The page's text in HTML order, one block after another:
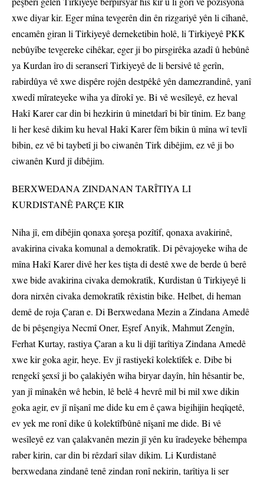
xwe diyar kir. Eger mîna tevgerên din ên rizgariyê yên li cîhanê,
encamên giran li Tirkiyeyê derneketibin holê, li Tirkiyeyê PKK
nebûyîbe tevgereke cihêkar, eger ji bo pirsgirêka azadî û hebûnê
ya Kurdan îro di seranserî Tirkiyeyê de li bersivê tê gerîn,
rabirdûya vê xwe dispêre rojên destpêkê yên damezrandinê, yanî
xwedî mîrateyeke wiha ya dîrokî ye. Bi vê wesîleyê, ez heval
Hakî Karer car din bi hezkirin û minetdarî bi bîr tînim. Ez bang
li her kesê dikim ku heval Hakî Karer fêm bikin û mîna wî tevlî
bibin, ez vê bi taybetî ji bo ciwanên Tirk dibêjim, ez vê ji bo
ciwanên Kurd jî dibêjim.
BERXWEDANA ZINDANAN TARÎTIYA LI
KURDISTANÊ PARÇE KIR
Niha jî, em dibêjin qonaxa şoreşa pozîtîf, qonaxa avakirinê,
avakirina civaka komunal a demokratîk. Di pêvajoyeke wiha de
mîna Hakî Karer divê her kes tişta di destê xwe de berde û berê
xwe bide avakirina civaka demokratîk, Kurdistan û Tirkiyeyê li
dora nirxên civaka demokratîk rêxistin bike. Helbet, di heman
demê de roja Çaran e. Di Berxwedana Mezin a Zindana Amedê
de bi pêşengiya Necmî Oner, Eşref Anyik, Mahmut Zengîn,
Ferhat Kurtay, rastiya Çaran a ku li dijî tarîtiya Zindana Amedê
xwe kir goka agir, heye. Ev jî rastiyekî kolektîfek e. Dibe bi
rengekî şexsî ji bo çalakiyên wiha biryar dayîn, hîn hêsantir be,
yan jî mînakên wê hebin, lê belê 4 hevrê mil bi mil xwe dikin
goka agir, ev jî nîşanî me dide ku em ê çawa bigihijin heqîqetê,
ev yek me ronî dike û kolektîfbûnê nîşanî me dide. Bi vê
wesîleyê ez van çalakvanên mezin jî yên ku îradeyeke bêhempa
raber kirin, car din bi rêzdarî silav dikim. Li Kurdistanê
berxwedana zindanê tenê zindan ronî nekirin, tarîtiya li ser